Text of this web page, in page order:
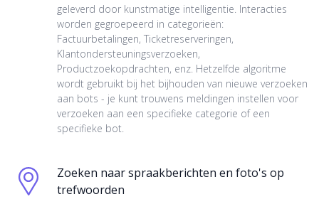
geleverd door kunstmatige intelligentie. Interacties
worden gegroepeerd in categorieën:
Factuurbetalingen, Ticketreserveringen,
Klantondersteuningsverzoeken,
Productzoekopdrachten, enz. Hetzelfde algoritme
wordt gebruikt bij het bijhouden van nieuwe verzoeken
aan bots - je kunt trouwens meldingen instellen voor
verzoeken aan een specifieke categorie of een
specifieke bot.
Zoeken naar spraakberichten en foto's op
trefwoorden